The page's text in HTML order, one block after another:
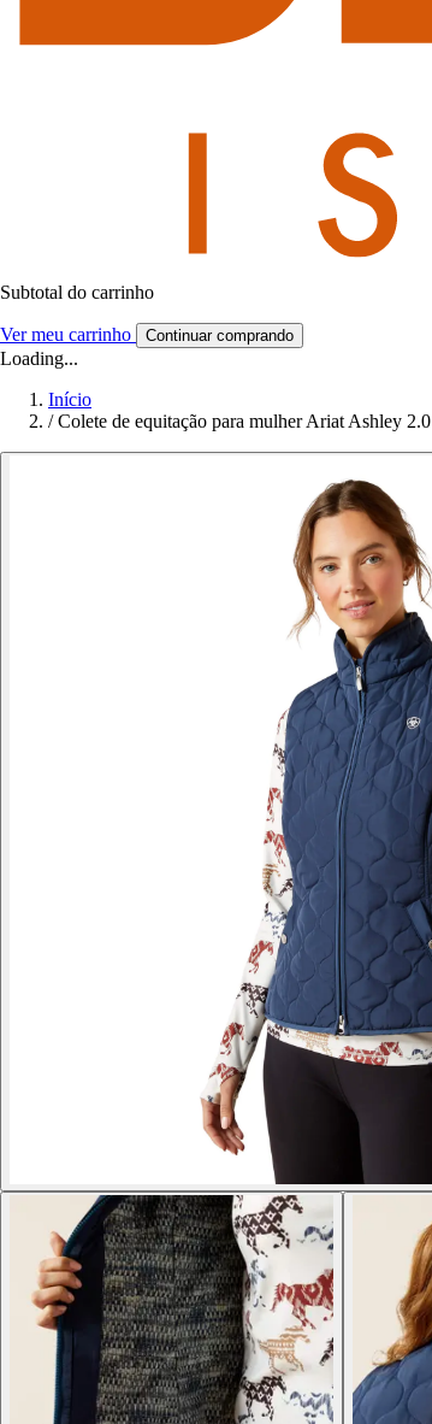
Subtotal do carrinho
Ver meu carrinho Continuar comprando
Loading...
Início
/ Colete de equitação para mulher Ariat Ashley 2.0